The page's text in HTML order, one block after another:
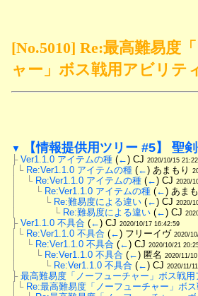
[No.5010] Re:最高難易度
ャー」ボス戦用アビリテ
▼ 【情報提供用ツリー #5】 聖
├ Ver1.1.0 アイテムの種 (←) CJ 2020/10/15
│└ Re:Ver1.1.0 アイテムの種 (←) あまもり
│　└ Re:Ver1.1.0 アイテムの種 (←) CJ 2020/
│　　└ Re:Ver1.1.0 アイテムの種 (←) あま
│　　　└ Re:難易度による違い (←) CJ 2020/
│　　　　└ Re:難易度による違い (←) CJ
├ Ver1.1.0 不具合 (←) CJ 2020/10/17 16:42:59
│└ Re:Ver1.1.0 不具合 (←) フリーイヴ 2020/
│　└ Re:Ver1.1.0 不具合 (←) CJ 2020/10/21
│　　└ Re:Ver1.1.0 不具合 (←) 匿名 2020/11/
│　　　└ Re:Ver1.1.0 不具合 (←) CJ 2020/11/
├ 最高難易度「ノーフューチャー」ボス戦用
│└ Re:最高難易度「ノーフューチャー」ボ